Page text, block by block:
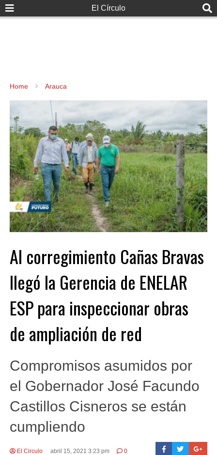
El Círculo
Home Arauca
Al corregimiento Cañas Bravas
llegó la Gerencia de ENELAR
ESP para inspeccionar obras
de ampliación de red
Compromisos asumidos por
el Gobernador José Facundo
Castillos Cisneros se están
cumpliendo
El Circulo abril 15, 2021 3:23 pm 0